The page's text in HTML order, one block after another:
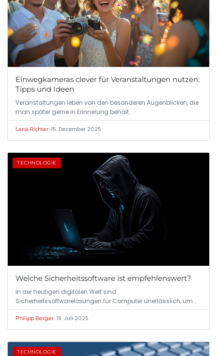
Einwegkameras clever für Veranstaltungen nutzen:
Tipps und Ideen
Veranstaltungen leben von den besonderen Augenblicken, die
man später gerne in Erinnerung behält.
Lena Richter•15. Dezember 2025
TECHNOLOGIE
Welche Sicherheitssoftware ist empfehlenswert?
In der heutigen digitalen Welt sind
Sicherheitssoftwarelösungen für Computer unerlässlich, um
sich…
Philipp Berger•19. Juli 2025
TECHNOLOGIE